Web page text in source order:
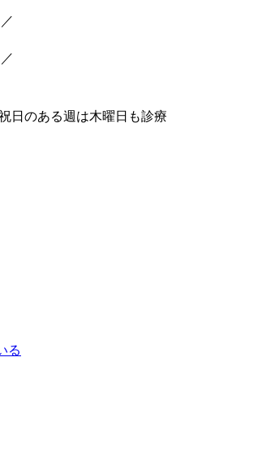
／
／
日のある週は木曜日も診療
る